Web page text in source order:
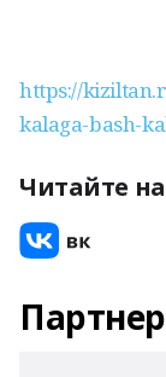
https://
kalaga-bash-
Читайте